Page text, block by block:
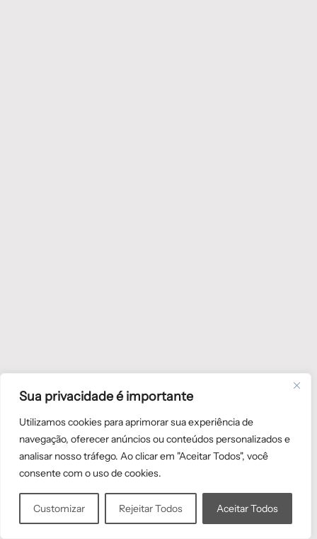
Sua privacidade é importante
Utilizamos cookies para aprimorar sua experiência de
navegação, oferecer anúncios ou conteúdos personalizados e
analisar nosso tráfego. Ao clicar em "Aceitar Todos", você
consente com o uso de cookies.
Customizar Rejeitar Todos Aceitar Todos